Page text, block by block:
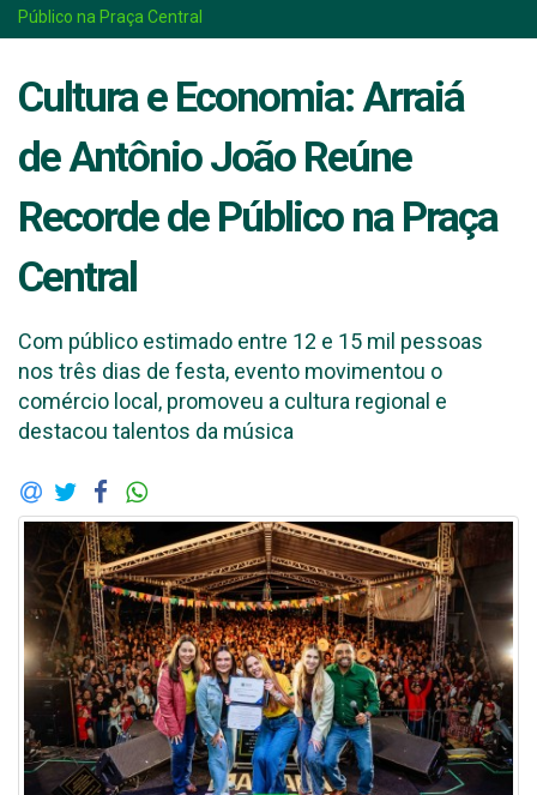
Público na Praça Central
Cultura e Economia: Arraiá
de Antônio João Reúne
Recorde de Público na Praça
Central
Com público estimado entre 12 e 15 mil pessoas
nos três dias de festa, evento movimentou o
comércio local, promoveu a cultura regional e
destacou talentos da música